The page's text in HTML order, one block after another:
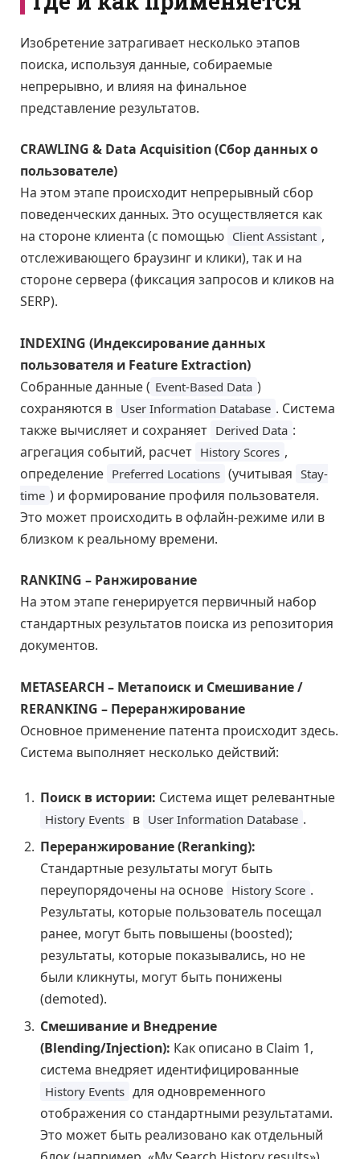
Изобретение затрагивает несколько этапов
поиска, используя данные, собираемые
непрерывно, и влияя на финальное
представление результатов.
CRAWLING & Data Acquisition (Сбор данных о
пользователе)
На этом этапе происходит непрерывный сбор
поведенческих данных. Это осуществляется как
на стороне клиента (с помощью Client Assistant ,
отслеживающего браузинг и клики), так и на
стороне сервера (фиксация запросов и кликов на
SERP).
INDEXING (Индексирование данных
пользователя и Feature Extraction)
Собранные данные ( Event-Based Data )
сохраняются в User Information Database . Система
также вычисляет и сохраняет Derived Data :
агрегация событий, расчет History Scores ,
определение Preferred Locations (учитывая Stay-
time ) и формирование профиля пользователя.
Это может происходить в офлайн-режиме или в
близком к реальному времени.
RANKING – Ранжирование
На этом этапе генерируется первичный набор
стандартных результатов поиска из репозитория
документов.
METASEARCH – Метапоиск и Смешивание /
RERANKING – Переранжирование
Основное применение патента происходит здесь.
Система выполняет несколько действий:
Поиск в истории: Система ищет релевантные
History Events в User Information Database .
Переранжирование (Reranking):
Стандартные результаты могут быть
переупорядочены на основе History Score .
Результаты, которые пользователь посещал
ранее, могут быть повышены (boosted);
результаты, которые показывались, но не
были кликнуты, могут быть понижены
(demoted).
Смешивание и Внедрение
(Blending/Injection): Как описано в Claim 1,
система внедряет идентифицированные
History Events для одновременного
отображения со стандартными результатами.
Это может быть реализовано как отдельный